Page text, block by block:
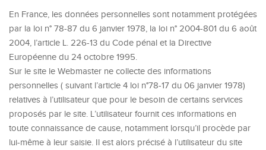
En France, les données personnelles sont notamment protégées
par la loi n° 78-87 du 6 janvier 1978, la loi n° 2004-801 du 6 août
2004, l’article L. 226-13 du Code pénal et la Directive
Européenne du 24 octobre 1995.
Sur le site le Webmaster ne collecte des informations
personnelles ( suivant l’article 4 loi n°78-17 du 06 janvier 1978)
relatives à l’utilisateur que pour le besoin de certains services
proposés par le site. L’utilisateur fournit ces informations en
toute connaissance de cause, notamment lorsqu’il procède par
lui-même à leur saisie. Il est alors précisé à l’utilisateur du site